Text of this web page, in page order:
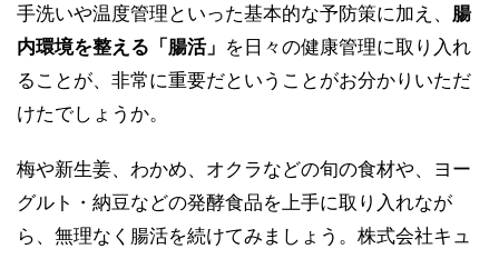
手洗いや温度管理といった基本的な予防策に加え、 腸
内環境を整える「腸活」 を日々の健康管理に取り入れ
ることが、非常に重要だということがお分かりいただ
けたでしょうか。
梅や新生姜、わかめ、オクラなどの旬の食材や、ヨー
グルト・納豆などの発酵食品を上手に取り入れなが
ら、無理なく腸活を続けてみましょう。株式会社キュ